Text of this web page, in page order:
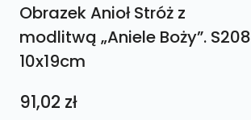
Obrazek Anioł Stróż z
modlitwą „Aniele Boży”. S208
10x19cm
91,02 zł